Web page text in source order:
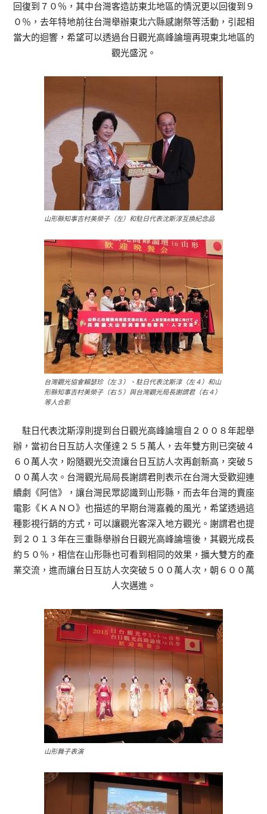
回復到７０％，其中台灣客造訪東北地區的情況更以回復到９
０％，去年特地前往台灣舉辦東北六縣感謝祭等活動，引起相
當大的迴響，希望可以透過台日觀光高峰論壇再現東北地區的
觀光盛況。
山形縣知事吉村美榮子（左）和駐日代表沈斯淳互換紀念品
台灣觀光協會賴瑟珍（左３）、駐日代表沈斯淳（左４）和山
形縣知事吉村美榮子（右５）與台灣觀光局長謝謂君（右４）
等人合影
駐日代表沈斯淳則提到台日觀光高峰論壇自２００８年起舉
辦，當初台日互訪人次僅達２５５萬人，去年雙方則已突破４
６０萬人次，盼隨觀光交流讓台日互訪人次再創新高，突破５
００萬人次。台灣觀光局局長謝謂君則表示在台灣大受歡迎連
續劇《阿信》，讓台灣民眾認識到山形縣，而去年台灣的賣座
電影《ＫＡＮＯ》也描述的早期台灣嘉義的風光，希望透過這
種影視行銷的方式，可以讓觀光客深入地方觀光。謝謂君也提
到２０１３年在三重縣舉辦台日觀光高峰論壇後，其觀光成長
約５０％，相信在山形縣也可看到相同的效果，擴大雙方的產
業交流，進而讓台日互訪人次突破５００萬人次，朝６００萬
人次邁進。
山形舞子表演